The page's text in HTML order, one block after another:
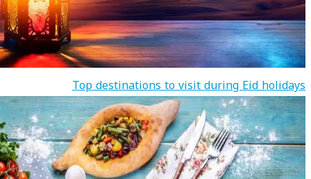
Top destinations to visit during Eid holidays